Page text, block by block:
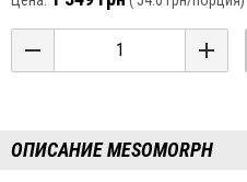
ОПИСАНИЕ MESOMORPH